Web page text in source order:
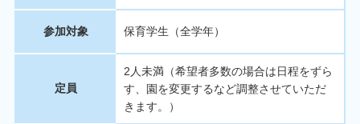
参加対象 保育学生（全学年）
定員
2人未満（希望者多数の場合は日程をずら
す、園を変更するなど調整させていただ
きます。）